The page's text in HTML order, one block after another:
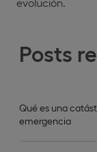
Posts
Qué es una
emergencia